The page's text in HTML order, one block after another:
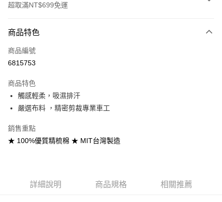
超取滿NT$699免運
信用卡一次付款
信用卡分期付款
合作金庫商業銀行
華南商業銀行
上海商業儲蓄銀行
臺灣中小企業銀行
匯豐（台灣）商業銀行
華泰商業銀行
台新國際商業銀行
中國信託商業銀行
超商取貨付款
LINE Pay
Apple Pay
悠遊付
全盈+PAY
商品特色
商品編號
6815753
商品特色
觸感輕柔，吸濕排汗
嚴選布料 ，精密剪裁專業車工
銷售重點
★ 100%優質精梳棉 ★ MIT台灣製造
詳細說明 商品規格 相關推薦